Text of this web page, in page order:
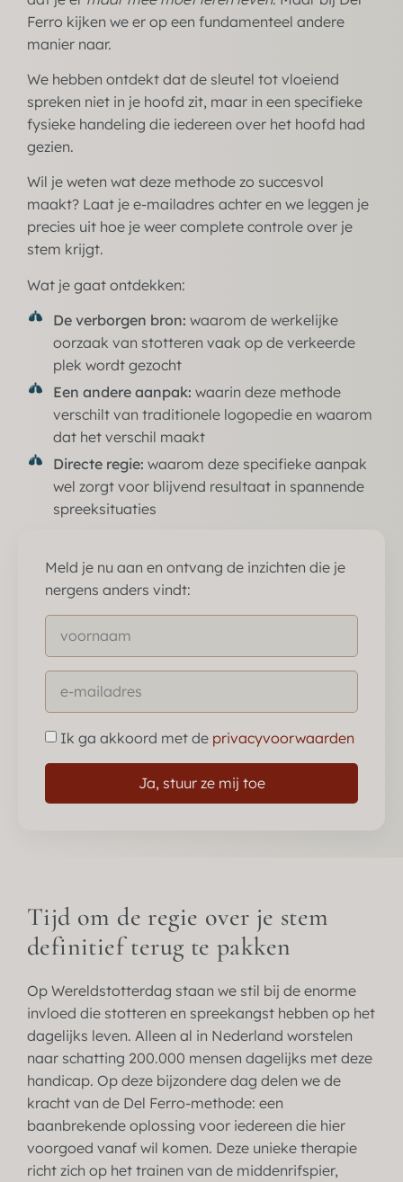
Ferro kijken we er op een fundamenteel andere
manier naar.
We hebben ontdekt dat de sleutel tot vloeiend
spreken niet in je hoofd zit, maar in een specifieke
fysieke handeling die iedereen over het hoofd had
gezien.
Wil je weten wat deze methode zo succesvol
maakt? Laat je e-mailadres achter en we leggen je
precies uit hoe je weer complete controle over je
stem krijgt.
Wat je gaat ontdekken:
De verborgen bron: waarom de werkelijke
oorzaak van stotteren vaak op de verkeerde
plek wordt gezocht
Een andere aanpak: waarin deze methode
verschilt van traditionele logopedie en waarom
dat het verschil maakt
Directe regie: waarom deze specifieke aanpak
wel zorgt voor blijvend resultaat in spannende
spreeksituaties
Meld je nu aan en ontvang de inzichten die je
nergens anders vindt:
Ik ga akkoord met de privacyvoorwaarden
Ja, stuur ze mij toe
Tijd om de regie over je stem
definitief terug te pakken
Op Wereldstotterdag staan we stil bij de enorme
invloed die stotteren en spreekangst hebben op het
dagelijks leven. Alleen al in Nederland worstelen
naar schatting 200.000 mensen dagelijks met deze
handicap. Op deze bijzondere dag delen we de
kracht van de Del Ferro-methode: een
baanbrekende oplossing voor iedereen die hier
voorgoed vanaf wil komen. Deze unieke therapie
richt zich op het trainen van de middenrifspier,